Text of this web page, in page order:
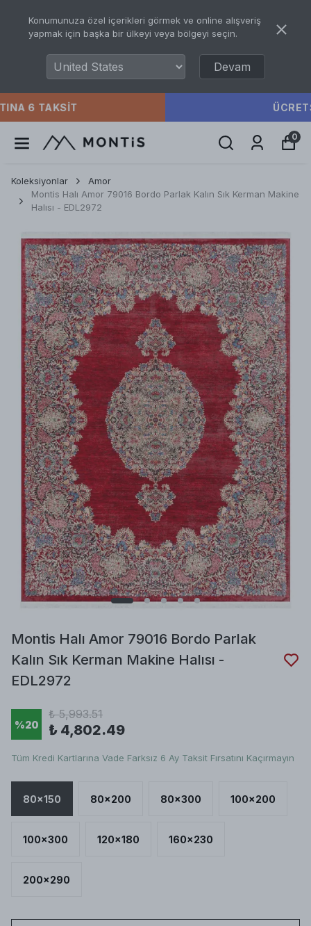
Konumunuza özel içerikleri görmek ve online alışveriş
yapmak için başka bir ülkeyi veya bölgeyi seçin.
Devam
0
Koleksiyonlar
Amor
Montis Halı Amor 79016 Bordo Parlak Kalın Sık Kerman Makine
Halısı - EDL2972
Montis Halı Amor 79016 Bordo Parlak
Kalın Sık Kerman Makine Halısı -
EDL2972
%20
₺ 5,993.51
₺ 4,802.49
Tüm Kredi Kartlarına Vade Farksız 6 Ay Taksit Fırsatını Kaçırmayın
80x150 80x200 80x300 100x200
100x300 120x180 160x230
200x290